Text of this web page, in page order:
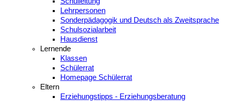
Lehrpersonen
Sonderpädagogik und Deutsch als Zweitsprache
Schulsozialarbeit
Hausdienst
Lernende
Klassen
Schülerrat
Homepage Schülerrat
Eltern
Erziehungstipps - Erziehungsberatung